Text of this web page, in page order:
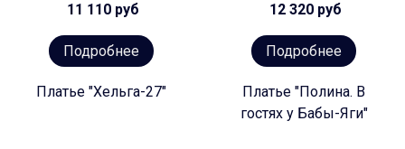
11 110 руб
Подробнее
Платье "Хельга-27"
12 320 руб
Подробнее
Платье "Полина. В
гостях у Бабы-Яги"